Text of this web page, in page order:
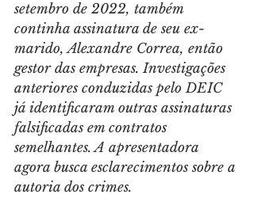
setembro de 2022, também
continha assinatura de seu ex-
marido, Alexandre Correa, então
gestor das empresas. Investigações
anteriores conduzidas pelo DEIC
já identificaram outras assinaturas
falsificadas em contratos
semelhantes. A apresentadora
agora busca esclarecimentos sobre a
autoria dos crimes.